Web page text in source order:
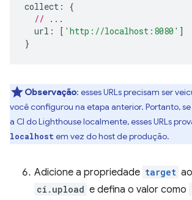
collect :
{
// ...
url : [ 'http://localhost:8080' ]
}
Observação: esses URLs precisam ser
você configurou na etapa anterior. Portanto,
a CI do Lighthouse localmente, esses URLs
localhost em vez do host de produção.
Adicione a propriedade target
ci.upload e defina o valor como